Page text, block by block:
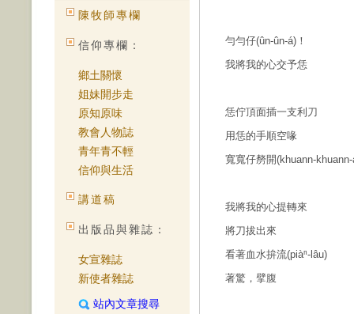
陳牧師專欄
信仰專欄：
鄉土關懷
姐妹開步走
原知原味
教會人物誌
青年青不輕
信仰與生活
講道稿
出版品與雜誌：
女宣雜誌
新使者雜誌
站內文章搜尋
勻勻仔(ûn-ûn-á)！
我將我的心交予恁
恁佇頂面插一支利刀
用恁的手順空喙
寬寬仔剺開(khuann-
我將我的心提轉來
將刀拔出來
看著血水拚流(piàⁿ-lâu)
著驚，擘腹